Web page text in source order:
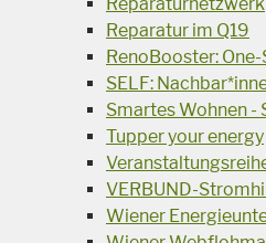
Reparatur im Q19
RenoBooster:
SELF:
Smartes Wohnen
Tupper your energy
VERBUND-
Wiener